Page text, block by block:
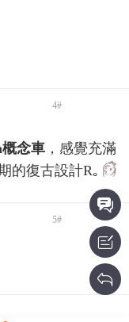
4#
念車 ，感覺充滿
的復古設計R｡
5#